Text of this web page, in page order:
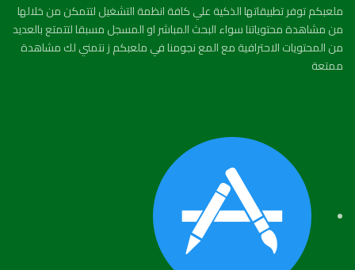
ملعبكم توفر تطبيقاتها الذكية علي كافة انظمة التشغيل لتتمكن من خلالها
من مشاهدة محتوياتنا سواء البحث المباشر او المسجل مسبقا لتتمتع بالعديد
من المحتويات الاحترافية مع المع نجومنا في ملعبكم ز نتمني لك مشاهدة
ممتعة